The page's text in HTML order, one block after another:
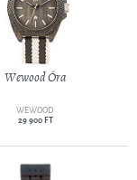
Wewood Óra
WEWOOD
29 900 FT